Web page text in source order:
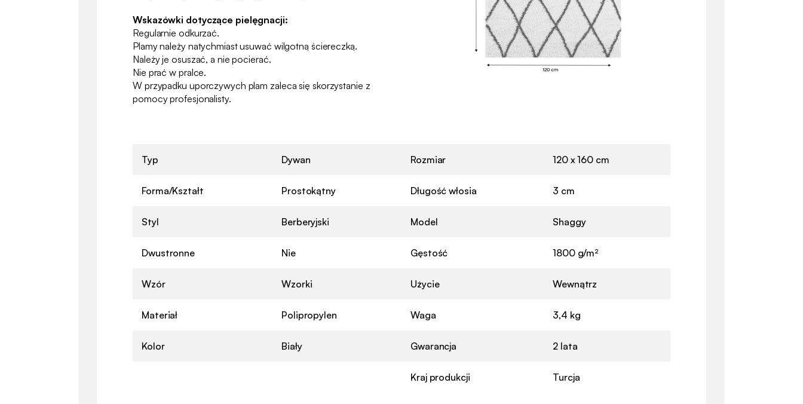
Wskazówki dotyczące pielęgnacji:
Regularnie odkurzać.
Plamy należy natychmiast usuwać wilgotną ściereczką.
Należy je osuszać, a nie pocierać.
Nie prać w pralce.
W przypadku uporczywych plam zaleca się skorzystanie z
pomocy profesjonalisty.
Typ Dywan
Forma/Kształt Prostokątny
Styl Berberyjski
Dwustronne Nie
Wzór Wzorki
Materiał Polipropylen
Kolor Biały
Rozmiar 120 x 160 cm
Długość włosia 3 cm
Model Shaggy
Gęstość 1800 g/m²
Użycie Wewnątrz
Waga 3,4 kg
Gwarancja 2 lata
Kraj produkcji Turcja